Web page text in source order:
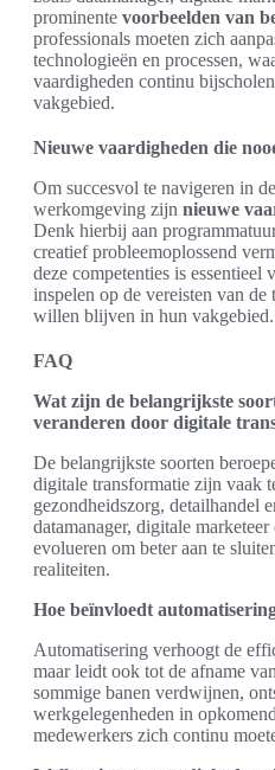
prominente voorbeelden van
professionals moeten zich
technologieën en processen,
vaardigheden continu
vakgebied.
Nieuwe vaardigheden die
Om succesvol te navigeren in
werkomgeving zijn nieuwe
Denk hierbij aan
creatief probleemoplossend
deze competenties is
inspelen op de vereisten van de
willen blijven in hun vakgebied.
FAQ
Wat zijn de belangrijkste
veranderen door digitale
De belangrijkste soorten
digitale transformatie zijn vaak
gezondheidszorg, detailhandel
datamanager, digitale
evolueren om beter aan te
realiteiten.
Hoe beïnvloedt
Automatisering verhoogt de
maar leidt ook tot de afname
sommige banen verdwijnen,
werkgelegenheden in
medewerkers zich continu